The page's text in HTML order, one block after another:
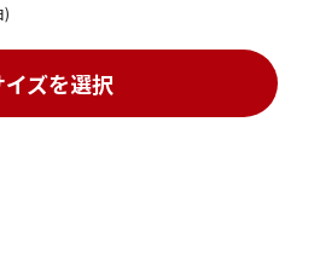
イズを選択
)